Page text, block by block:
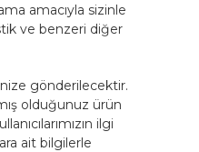
amacıyla sizinle
ve benzeri diğer
gönderilecektir.
olduğunuz ürün
ilgi
ait bilgilerle